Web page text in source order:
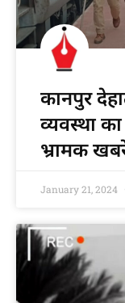
कानपुर
व्यवस्था
भ्रामक
January 21, 2024